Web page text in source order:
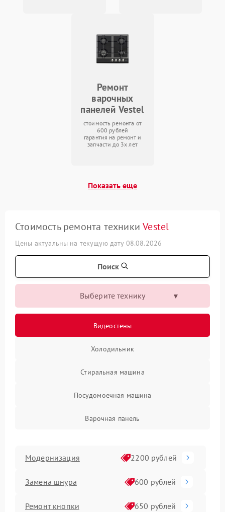
Ремонт
варочных
панелей Vestel
стоимость ремонта от
600 рублей
гарантия на ремонт и
запчасти до 3х лет
Показать еще
Стоимость ремонта техникиVestel
Цены актуальны на текущую дату 08.08.2026
Поиск
Выберите технику
Видеостены
Холодильник
Стиральная машина
Посудомоечная машина
Варочная панель
Модернизация 2200 рублей
Замена шнура 600 рублей
Ремонт кнопки 650 рублей